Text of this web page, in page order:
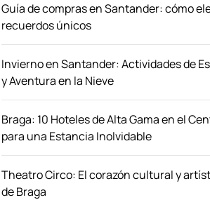
Guía de compras en Santander: cómo
recuerdos únicos
Invierno en Santander: Actividades de
y Aventura en la Nieve
Braga: 10 Hoteles de Alta Gama en el
para una Estancia Inolvidable
Theatro Circo: El corazón cultural y
de Braga